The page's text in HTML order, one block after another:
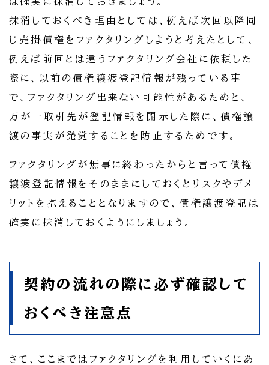
抹消しておくべき理由としては、例えば次回以降同
じ売掛債権をファクタリングしようと考えたとして、
例えば前回とは違うファクタリング会社に依頼した
際に、以前の債権譲渡登記情報が残っている事
で、ファクタリング出来ない可能性があるためと、
万が一取引先が登記情報を開示した際に、債権譲
渡の事実が発覚することを防止するためです。
ファクタリングが無事に終わったからと言って債権
譲渡登記情報をそのままにしておくとリスクやデメ
リットを抱えることとなりますので、債権譲渡登記は
確実に抹消しておくようにしましょう。
契約の流れの際に必ず確認して
おくべき注意点
さて、ここまではファクタリングを利用していくにあ